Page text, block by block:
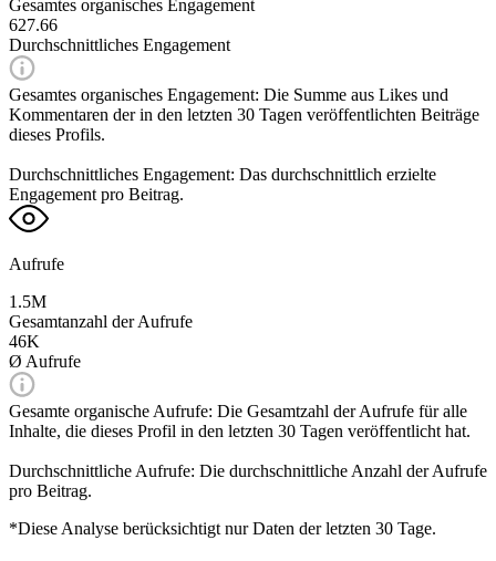
Gesamtes organisches Engagement
627.66
Durchschnittliches Engagement
Gesamtes organisches Engagement: Die Summe aus Likes und
Kommentaren der in den letzten 30 Tagen veröffentlichten Beiträge
dieses Profils.
Durchschnittliches Engagement: Das durchschnittlich erzielte
Engagement pro Beitrag.
Aufrufe
1.5M
Gesamtanzahl der Aufrufe
46K
Ø Aufrufe
Gesamte organische Aufrufe: Die Gesamtzahl der Aufrufe für alle
Inhalte, die dieses Profil in den letzten 30 Tagen veröffentlicht hat.
Durchschnittliche Aufrufe: Die durchschnittliche Anzahl der Aufrufe
pro Beitrag.
*Diese Analyse berücksichtigt nur Daten der letzten 30 Tage.